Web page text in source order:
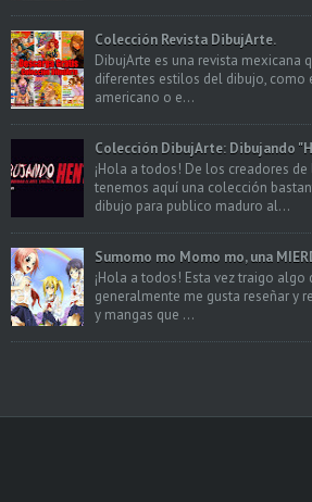
Colección Revista DibujArte.
DibujArte es una revista mexicana
diferentes estilos del dibujo, como
americano o e...
Colección DibujArte: Dibujando
¡Hola a todos! De los creadores
tenemos aquí una colección
dibujo para publico maduro al...
Sumomo mo Momo mo, una
¡Hola a todos! Esta vez traigo
generalmente me gusta reseñar y
y mangas que ...